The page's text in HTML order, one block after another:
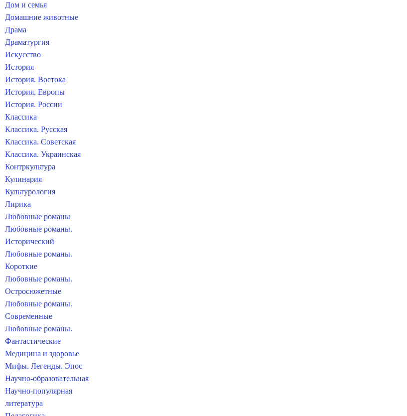
Дом и семья
Домашние животные
Драма
Драматургия
Искусство
История
История. Востока
История. Европы
История. России
Классика
Классика. Русская
Классика. Советская
Классика. Украинская
Контркультура
Кулинария
Культурология
Лирика
Любовные романы
Любовные романы.
Исторический
Любовные романы.
Короткие
Любовные романы.
Остросюжетные
Любовные романы.
Современные
Любовные романы.
Фантастические
Медицина и здоровье
Мифы. Легенды. Эпос
Научно-образовательная
Научно-популярная
литература